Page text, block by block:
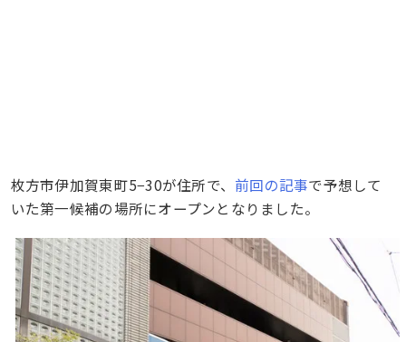
枚方市伊加賀東町5−30が住所で、 前回の記事で予想して
いた第一候補の場所にオープンとなりました。